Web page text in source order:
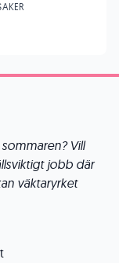
Vill
jobb där
väktaryrket